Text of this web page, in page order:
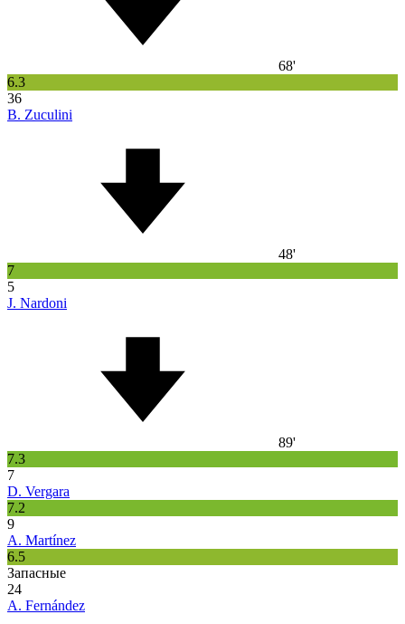
68'
6.3
36
B. Zuculini
48'
7
5
J. Nardoni
89'
7.3
7
D. Vergara
7.2
9
A. Martínez
6.5
Запасные
24
A. Fernández